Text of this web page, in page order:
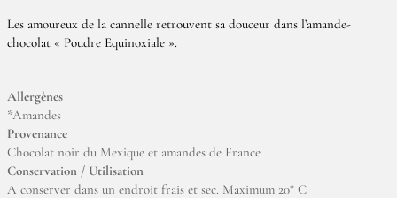
Les amoureux de la cannelle retrouvent sa douceur dans l’amande-
chocolat « Poudre Equinoxiale ».
Allergènes
*Amandes
Provenance
Chocolat noir du Mexique et amandes de France
Conservation / Utilisation
A conserver dans un endroit frais et sec. Maximum 20° C